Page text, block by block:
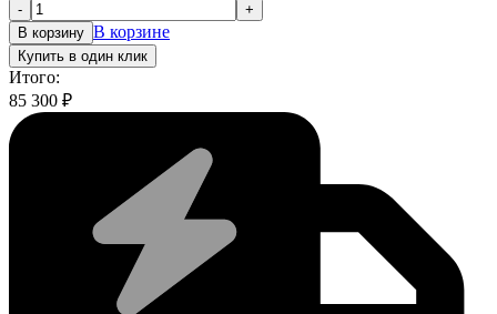
-
+
В корзину В корзине
Купить в один клик
Итого:
85 300 ₽